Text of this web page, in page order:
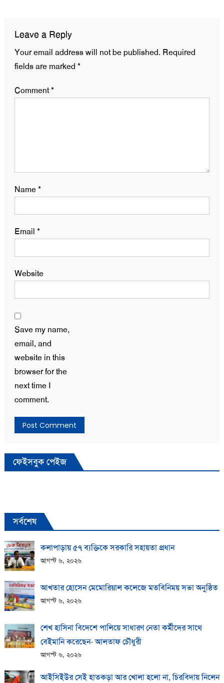
Leave a Reply
Your email address will not be published. Required
fields are marked *
Comment*
Name*
Email *
Website
Save my name,
email, and
website in this
browser for the
next time I
comment.
ফেইসবুক পেইজ
সর্বশেষ
কলাপাড়ায় ​৫৭ ব্যক্তিকে সরকারি সহায়তা প্রধান
আগস্ট ৬, ২০২৬
আখতার হোসেন মেমোরিয়াল কলেজে মতবিনিময় সভা অনুষ্ঠিত
আগস্ট ৬, ২০২৬
শেখ হাসিনা বিদেশে পালিয়ে সাধারণ নেতা কর্মীদের সাথে
বেইমানি করেছেন- আলতাফ চৌধুরী
আগস্ট ৬, ২০২৬
আইসিইউর সেই হাতকড়া আর খোলা হলো না, চিরবিদায় নিলেন